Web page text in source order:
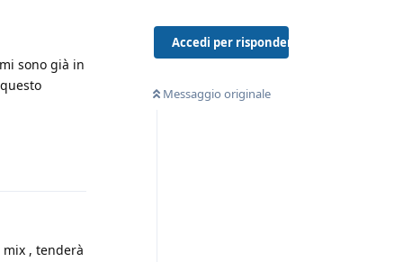
Accedi per rispondere
Messaggio originale
sono già in
, tenderà